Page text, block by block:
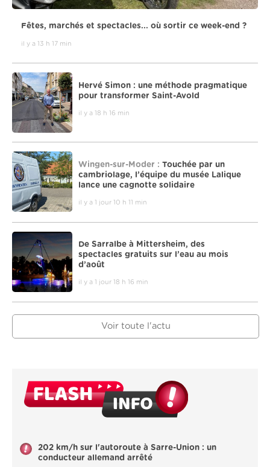
Fêtes, marchés et spectacles... où sortir ce week-end ?
il y a 13 h 17 min
Hervé Simon : une méthode pragmatique
pour transformer Saint-Avold
il y a 18 h 16 min
Wingen-sur-Moder : Touchée par un
cambriolage, l’équipe du musée Lalique
lance une cagnotte solidaire
il y a 1 jour 10 h 11 min
De Sarralbe à Mittersheim, des
spectacles gratuits sur l’eau au mois
d’août
il y a 1 jour 18 h 16 min
Voir toute l'actu
202 km/h sur l'autoroute à Sarre-Union : un
conducteur allemand arrêté